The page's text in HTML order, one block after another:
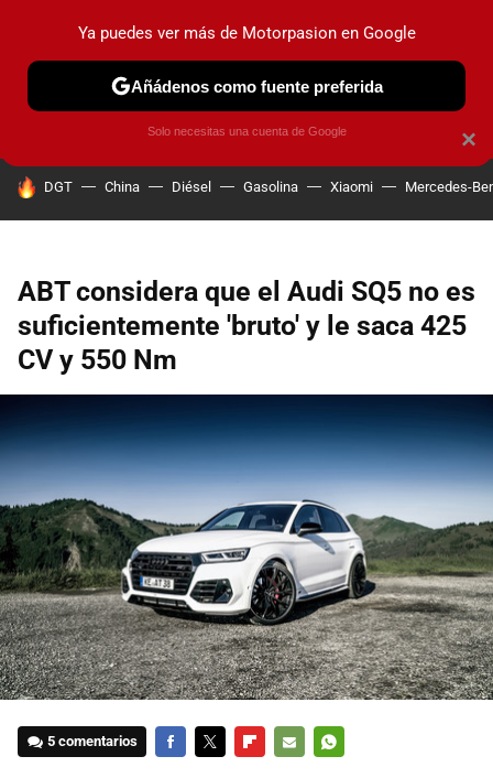
PRUEBAS COCHES ELÉCTRICOS OBSERVATORIO
HOY SE HABLA DE
DGT China Diésel Gasolina Xiaomi Mercedes-
ABT considera que el Audi SQ5 no es
suficientemente 'bruto' y le saca 425
CV y 550 Nm
5 comentarios
×
Ya puedes ver más de Motorpasion en Google
Añádenos como fuente preferida
Solo necesitas una cuenta de Google